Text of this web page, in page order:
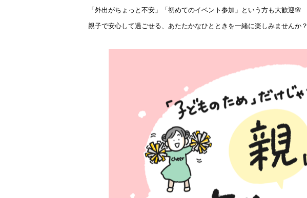
「外出がちょっと不安」「初めてのイベント参加」という方も大歓迎🌸
親子で安心して過ごせる、あたたかなひとときを一緒に楽しみませんか？